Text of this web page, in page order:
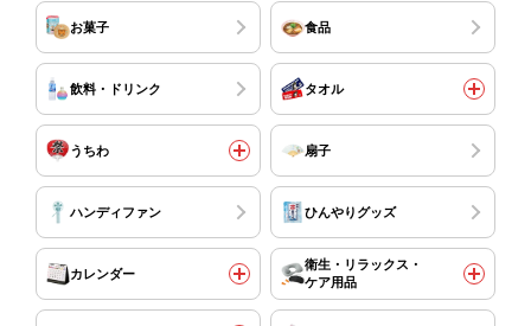
お菓子 食品
飲料・ドリンク タオル
うちわ 扇子
ハンディファン ひんやりグッズ
カレンダー
衛生・リラックス・
ケア用品